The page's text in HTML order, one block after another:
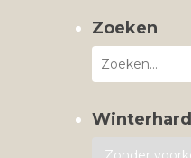
Zoeken
Winterhard